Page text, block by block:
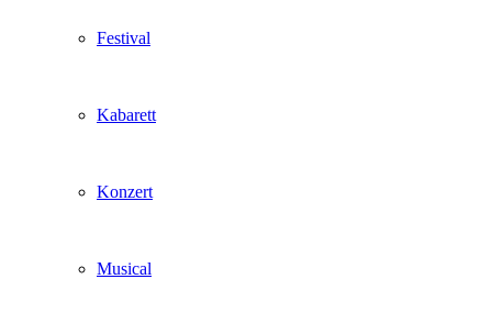
Festival
Kabarett
Konzert
Musical